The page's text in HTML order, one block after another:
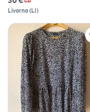
Livorno(LI)